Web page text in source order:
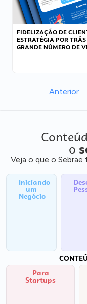
FIDELIZAÇÃO DE
ESTRATÉGIA POR
GRANDE NÚMERO DE
Anterior
o
Veja o que o
Iniciando
um
Negócio
Para
Startups